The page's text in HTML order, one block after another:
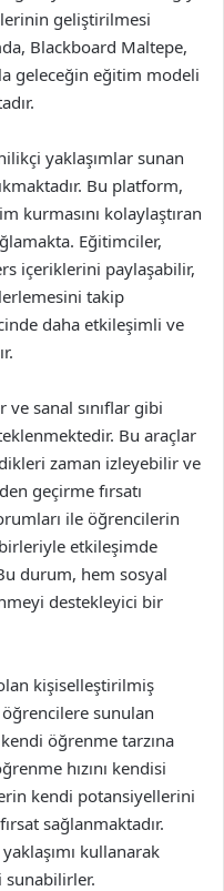
geliştirilmesi
Blackboard Maltepe,
geleceğin eğitim modeli
yaklaşımlar sunan
Bu platform,
kurmasını kolaylaştıran
Eğitimciler,
içeriklerini paylaşabilir,
takip
daha etkileşimli ve
sanal sınıflar gibi
Bu araçlar
zaman izleyebilir ve
geçirme fırsatı
ile öğrencilerin
etkileşimde
durum, hem sosyal
destekleyici bir
kişiselleştirilmiş
sunulan
öğrenme tarzına
hızını kendisi
kendi potansiyellerini
sağlanmaktadır.
kullanarak